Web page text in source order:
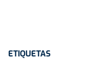
ETIQUETAS